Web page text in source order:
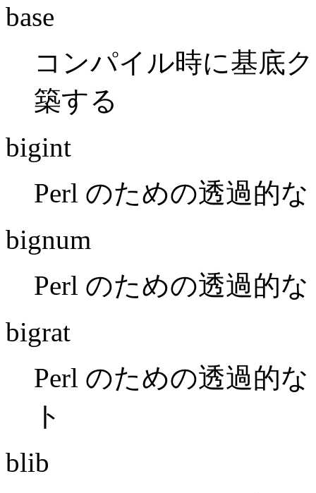
base
コンパイル時に基底
築する
bigint
Perl のための透過的
bignum
Perl のための透過的
bigrat
Perl のための透過的
ト
blib